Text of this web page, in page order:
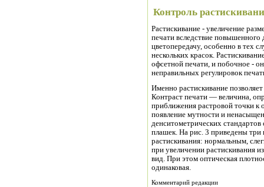
Контроль
Растискивание - увеличение
печати вследствие повышенного
цветопередачу, особенно в тех
нескольких красок.
офсетной печати, и побочное -
неправильных регулировок
Именно растискивание
Контраст печати — величина,
приближения растровой точки к
появление мутности и
денситометрических
плашек. На рис. 3 приведены три
растискивания: нормальным,
при увеличении растискивания
вид. При этом оптическая
одинаковая.
Комментарий редакции